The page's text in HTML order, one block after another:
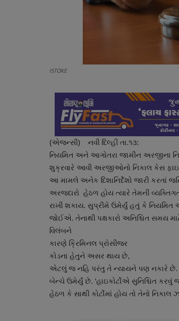
ISTOKE
(એજન્સી) નવી દિલ્હી તા.૧૩:
નિયમિત અને આગોતરા જામીન અરજીના
શુક્રવારે આવી અરજીઓનો નિકાલ કેસ
આ મામલે અનેક દિશાનિર્દેશો જારી કરતાં
અરજદારો હેઠળ હોય ત્યારે તેમની
રાખી શકાય. સુપ્રીમે ઉમેર્યું હતું કે
જોઈએ. તેનાથી પક્ષકારો અનિશ્ચિત સમય
વિલંબને
કારણે ક્રિમિનલ પ્રોસીજર
કોડના હેતુને અસર થાય છે,
એટલું જ નહિ પરંતુ તે ન્યાયને પણ નકારે છે.
બેન્ચે ઉમેર્યું છે. ‘હાઇકોર્ટોએ સુનિશ્ચિત
હેઠળ કે સાથી કોર્ટોમાં હોય તો તેનો